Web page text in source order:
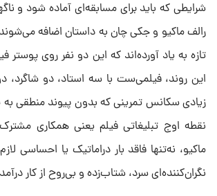
شرایطی که باید برای مسابقه‌ای آماده شود و
رالف ماکیو و جکی چان به داستان اضافه
تازه به یاد آورده‌اند که این دو نفر روی پوستر
این روند، فیلمی‌ست با سه استاد، دو شاگرد،
زیادی سکانس تمرینی که بدون پیوند منطقی به
نقطه اوج تبلیغاتی فیلم یعنی همکاری
ماکیو، نه‌تنها فاقد بار دراماتیک یا احساسی
نگران‌کننده‌ای سرد، شتاب‌زده و بی‌روح از کار